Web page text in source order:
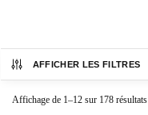
AFFICHER LES FILTRES
Affichage de 1–12 sur 178 résultats